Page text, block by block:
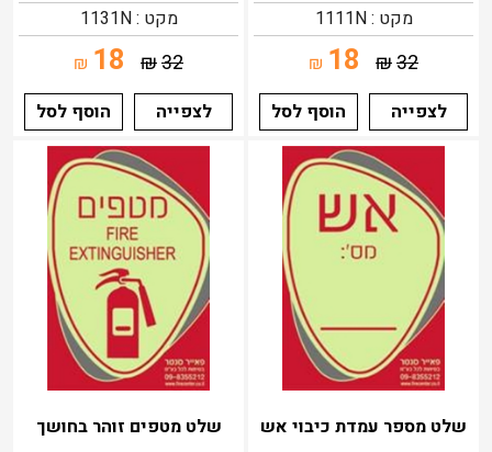
מקט : 1111N
32
₪
18
₪
לצפייה
הוסף לסל
מקט : 1131N
32
₪
18
₪
לצפייה
הוסף לסל
שלט מספר עמדת כיבוי אש שלט מטפים זוהר בחושך